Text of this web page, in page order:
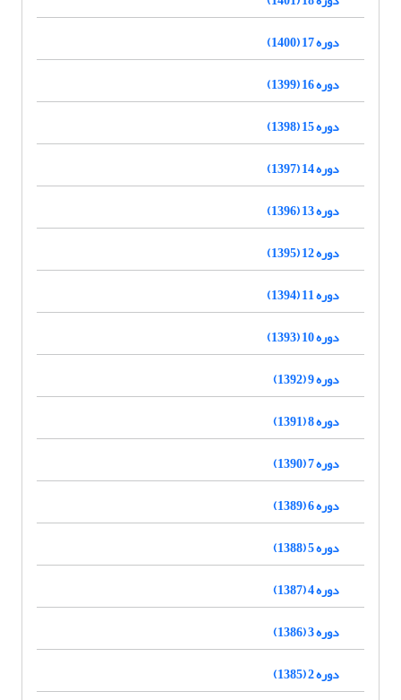
دوره 17 (1400)
دوره 16 (1399)
دوره 15 (1398)
دوره 14 (1397)
دوره 13 (1396)
دوره 12 (1395)
دوره 11 (1394)
دوره 10 (1393)
دوره 9 (1392)
دوره 8 (1391)
دوره 7 (1390)
دوره 6 (1389)
دوره 5 (1388)
دوره 4 (1387)
دوره 3 (1386)
دوره 2 (1385)